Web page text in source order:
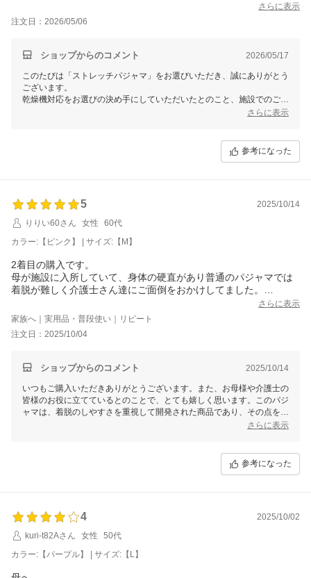
また、季節の変わり目にはお買い物をしたいと思います
さらに表示
注文日：2026/05/06
ショップからのコメント 2026/05/17
このたびは「ストレッチパジャマ」をお選びいただき、誠にありがとう
ございます。
乾燥機対応をお選びの決め手にしていただいたとのこと、施設でのご利
用に安心してお使いいただけるよう対応しております。欠品でお手間を
さらに表示
参考になった
5
2025/10/14
りりい60さん
女性
60代
カラー:【ピンク】 | サイズ:【M】
2着目の購入です。
母が施設に入所していて、身体の硬直があり普通のパジャマでは
着脱が難しく介護士さん達にご面倒をおかけしてました。
腕を曲げたままでも大丈夫と書いてあったので、購入したとこ
ろ、介護士さん達からの評判も良く喜んでおります。
これからも購入したいと思ってます。
出来れば、色違いや柄違いがあればうれしいです。
さらに表示
家族へ｜実用品・普段使い｜リピート
注文日：2025/10/04
ショップからのコメント 2025/10/14
いつもご購入いただきありがとうございます。また、お母様や介護士の
皆様のお役に立てているとのことで、とても嬉しく思います。このパジ
ャマは、着脱のしやすさを重視して開発された商品であり、その点を評
にいたします。より多くのお客様にご満足いただけるよう、今後の商品
せたがや介護
さらに表示
参考になった
4
2025/10/02
kuri-t82Aさん
女性
50代
カラー:【パープル】 | サイズ:【L】